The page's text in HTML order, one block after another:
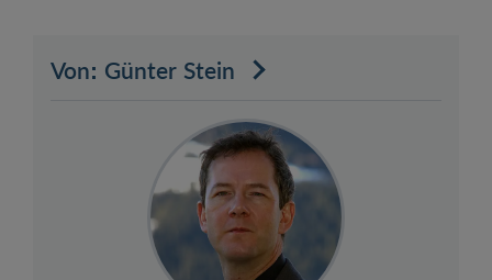
Von: Günter Stein